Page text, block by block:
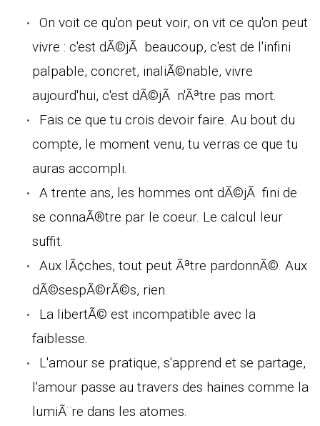
On voit ce qu'on peut voir, on vit ce qu'on peut
vivre : c'est dÃ©jÃ beaucoup, c'est de l'infini
palpable, concret, inaliÃ©nable, vivre
aujourd'hui, c'est dÃ©jÃ n'Ãªtre pas mort.
Fais ce que tu crois devoir faire. Au bout du
compte, le moment venu, tu verras ce que tu
auras accompli.
A trente ans, les hommes ont dÃ©jÃ fini de
se connaÃ®tre par le coeur. Le calcul leur
suffit.
Aux lÃ¢ches, tout peut Ãªtre pardonnÃ©. Aux
dÃ©sespÃ©rÃ©s, rien.
La libertÃ© est incompatible avec la
faiblesse.
L'amour se pratique, s'apprend et se partage,
l'amour passe au travers des haines comme la
lumiÃ¨re dans les atomes.